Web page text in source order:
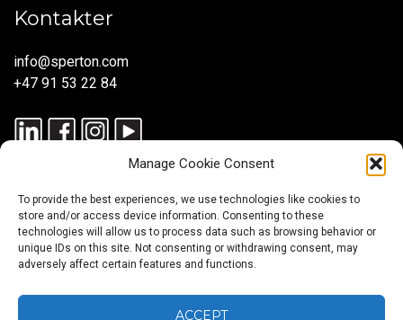
Manage Cookie Consent
To provide the best experiences, we use technologies like cookies to
store and/or access device information. Consenting to these
technologies will allow us to process data such as browsing behavior or
unique IDs on this site. Not consenting or withdrawing consent, may
adversely affect certain features and functions.
ACCEPT
Kontakter
info@sperton.com
+47 91 53 22 84
© 2025 SPERTON — ALLE RETTIGHETER RESERVERT. ISO
SAMSVAR MED ISO 30405:2023.